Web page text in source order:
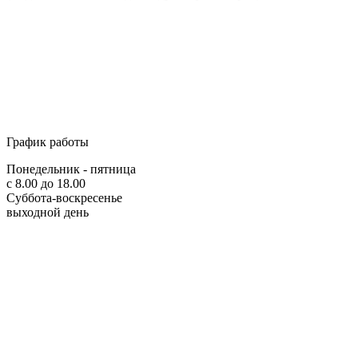
График работы
Понедельник - пятница
с 8.00 до 18.00
Суббота-воскресенье
выходной день